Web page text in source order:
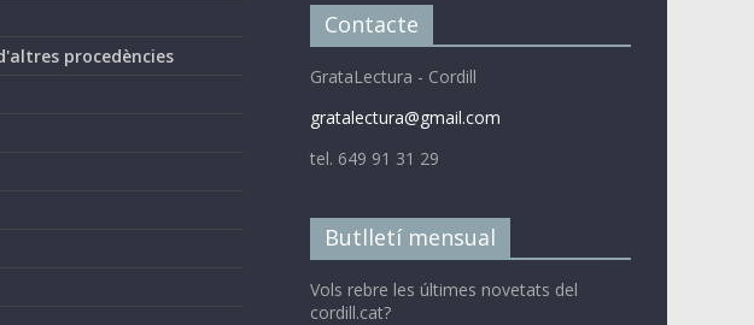
procedències
Contacte
GrataLectura - Cordill
gratalectura@gmail.com
tel. 649 91 31 29
Butlletí mensual
Vols rebre les últimes novetats del
cordill.cat?